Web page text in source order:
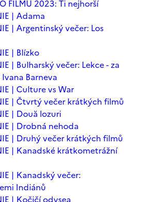
FILMU 2023: Ti nejhorší
| Adama
| Argentinský večer: Los
| Blízko
| Bulharský večer: Lekce - za
Barneva
| Culture vs War
| Čtvrtý večer krátkých filmů
| Două lozuri
| Drobná nehoda
| Druhý večer krátkých filmů
| Kanadské krátkometrážní
| Kanadský večer:
Indiánů
| Kočičí odysea